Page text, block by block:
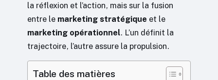
la réflexion et l’action, mais sur la fusion
entre le marketing stratégique et le
marketing opérationnel. L’un définit la
trajectoire, l’autre assure la propulsion.
Table des matières